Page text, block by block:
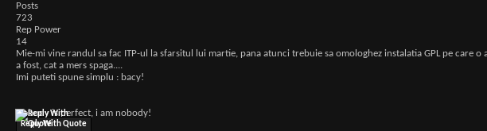
Posts
723
Rep Power
14
Mie-mi vine randul sa fac ITP-ul la sfarsitul lui martie, pana atunci trebuie sa omologhez instalatia GPL pe
a fost, cat a mers spaga....
Imi puteti spune simplu : bacy!
Nobody is perfect, i am nobody!
Reply With Quote